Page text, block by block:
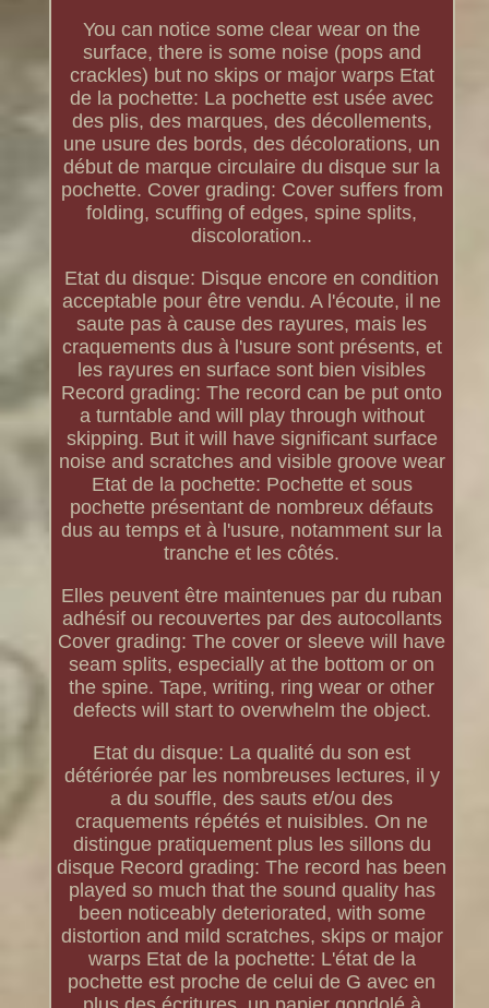
You can notice some clear wear on the
surface, there is some noise (pops and
crackles) but no skips or major warps Etat
de la pochette: La pochette est usée avec
des plis, des marques, des décollements,
une usure des bords, des décolorations, un
début de marque circulaire du disque sur la
pochette. Cover grading: Cover suffers from
folding, scuffing of edges, spine splits,
discoloration..
Etat du disque: Disque encore en condition
acceptable pour être vendu. A l'écoute, il ne
saute pas à cause des rayures, mais les
craquements dus à l'usure sont présents, et
les rayures en surface sont bien visibles
Record grading: The record can be put onto
a turntable and will play through without
skipping. But it will have significant surface
noise and scratches and visible groove wear
Etat de la pochette: Pochette et sous
pochette présentant de nombreux défauts
dus au temps et à l'usure, notamment sur la
tranche et les côtés.
Elles peuvent être maintenues par du ruban
adhésif ou recouvertes par des autocollants
Cover grading: The cover or sleeve will have
seam splits, especially at the bottom or on
the spine. Tape, writing, ring wear or other
defects will start to overwhelm the object.
Etat du disque: La qualité du son est
détériorée par les nombreuses lectures, il y
a du souffle, des sauts et/ou des
craquements répétés et nuisibles. On ne
distingue pratiquement plus les sillons du
disque Record grading: The record has been
played so much that the sound quality has
been noticeably deteriorated, with some
distortion and mild scratches, skips or major
warps Etat de la pochette: L'état de la
pochette est proche de celui de G avec en